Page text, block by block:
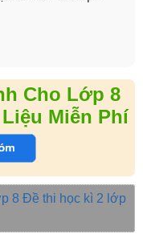
Cho Lớp 8
Miễn Phí
8 Đề thi học kì 2 lớp